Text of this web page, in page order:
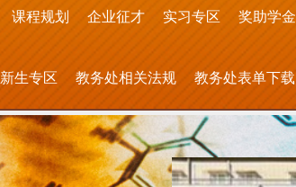
课程规划 企业征才 实习专区 奖助学金
新生专区 教务处相关法规 教务处表单下载